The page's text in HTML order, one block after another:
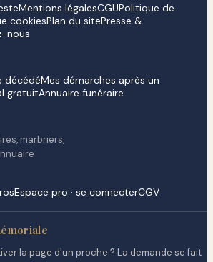
Mentions légalesCGUPolitique de
cookiesPlan du sitePresse &
nous
décédéMes démarches après un
gratuitAnnuaire funéraire
marbriers,
Espace pro · se connecterCGV
la page d'un proche ? La demande se fait